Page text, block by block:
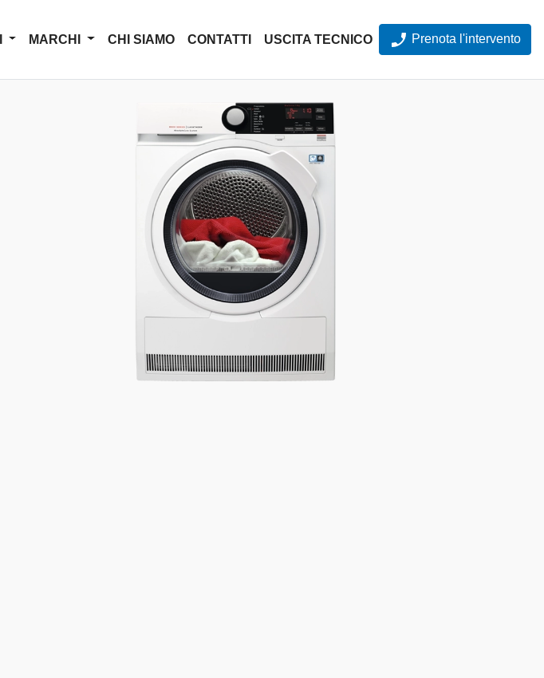
MARCHI CHI SIAMO CONTATTI USCITA TECNICO Prenota l'intervento